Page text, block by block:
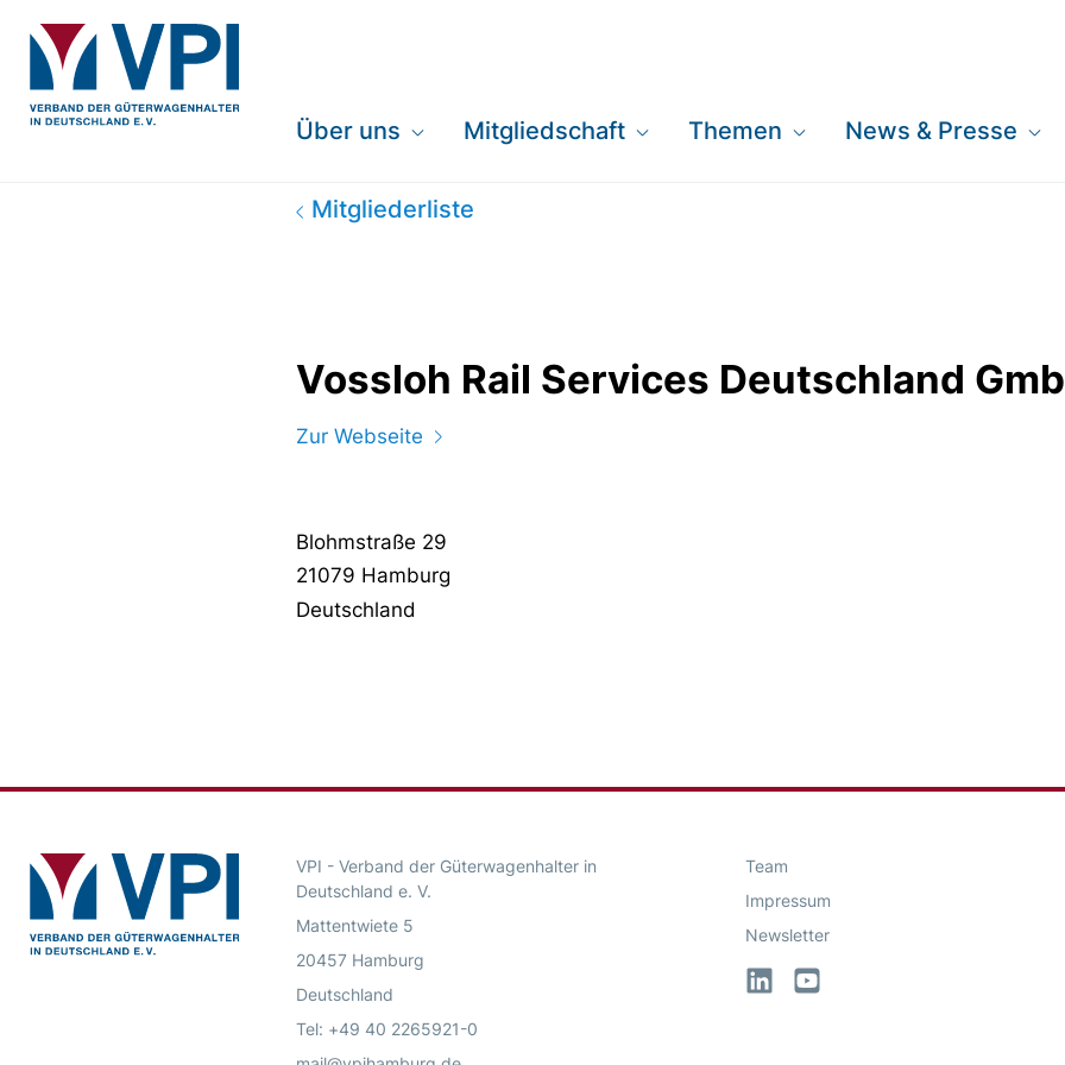
Über uns Mitgliedschaft Themen News & Presse
Mitgliederliste
Vossloh Rail Services Deutschland
Vossloh Rail Services Deutschland
Zur Webseite
Blohmstraße 29
21079 Hamburg
Deutschland
VPI - Verband der Güterwagenhalter in
Deutschland e. V.
Mattentwiete 5
20457 Hamburg
Deutschland
Tel: +49 40 2265921-0
Team
Impressum
Newsletter
LinkedInYouTube